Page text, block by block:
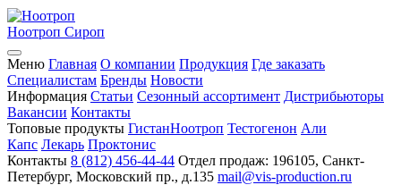
Ноотроп Сироп
Меню Главная О компании Продукция Где заказать
Специалистам Бренды Новости
Информация Статьи Сезонный ассортимент Дистрибьюторы
Вакансии Контакты
Топовые продукты ГистанНоотроп Тестогенон Али
Капс Лекарь Проктонис
Контакты 8 (812) 456-44-44 Отдел продаж: 196105, Санкт-
Петербург, Московский пр., д.135 mail@vis-production.ru